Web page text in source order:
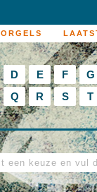
ORGELS
D E F G
Q R S T